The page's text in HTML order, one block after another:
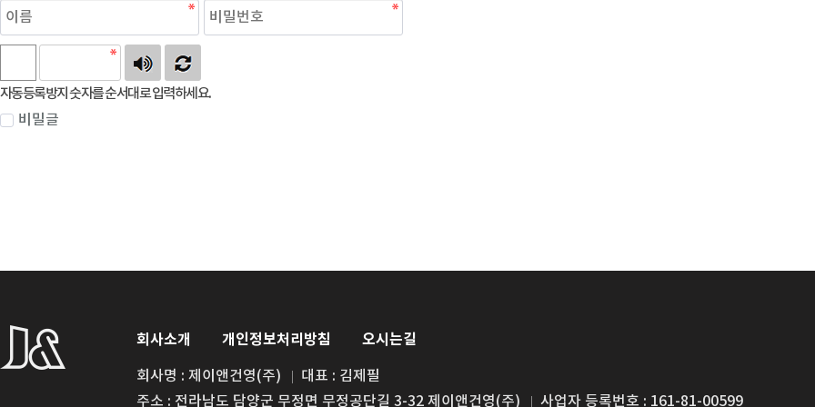
자동등록방지 숫자를 순서대로 입력하세요.
비밀글
회사소개 개인정보처리방침 오시는길
회사명 : 제이앤건영(주)
대표 : 김제필
주소 : 전라남도 담양군 무정면 무정공단길 3-32 제이앤건영(주)
사업자 등록번호 : 161-81-00599